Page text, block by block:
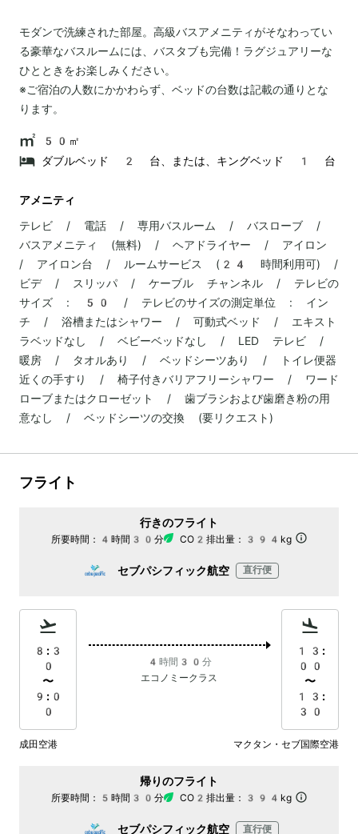
モダンで洗練された部屋。高級バスアメニティがそなわってい
る豪華なバスルームには、バスタブも完備！ラグジュアリーな
ひとときをお楽しみください。
※ご宿泊の人数にかかわらず、ベッドの台数は記載の通りとな
ります。
50㎡
ダブルベッド 2 台、または、キングベッド 1 台
アメニティ
テレビ / 電話 / 専用バスルーム / バスローブ /
バスアメニティ (無料) / ヘアドライヤー / アイロン
/ アイロン台 / ルームサービス (24 時間利用可) /
ビデ / スリッパ / ケーブル チャンネル / テレビの
サイズ : 50 / テレビのサイズの測定単位 : イン
チ / 浴槽またはシャワー / 可動式ベッド / エキスト
ラベッドなし / ベビーベッドなし / LED テレビ /
暖房 / タオルあり / ベッドシーツあり / トイレ便器
近くの手すり / 椅子付きバリアフリーシャワー / ワード
ローブまたはクローゼット / 歯ブラシおよび歯磨き粉の用
意なし / ベッドシーツの交換 (要リクエスト)
フライト
行きのフライト
所要時間： 4時間30分 CO2排出量： 394kg
セブパシフィック航空 直行便
8:3
0
〜
9:0
0
4時間30分
エコノミークラス
13:
00
〜
13:
30
成田空港 マクタン・セブ国際空港
帰りのフライト
所要時間： 5時間30分 CO2排出量： 394kg
セブパシフィック航空 直行便